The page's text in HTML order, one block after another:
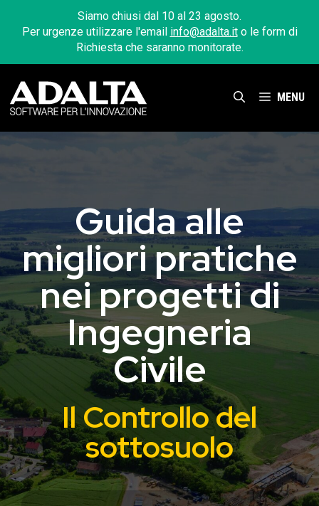
Siamo chiusi dal 10 al 23 agosto.
Per urgenze utilizzare l'email info@adalta.ito le form di
Richiesta che saranno monitorate.
MENU
Guida alle
migliori pratiche
nei progetti di
Ingegneria
Civile
IlControllo del
sottosuolo